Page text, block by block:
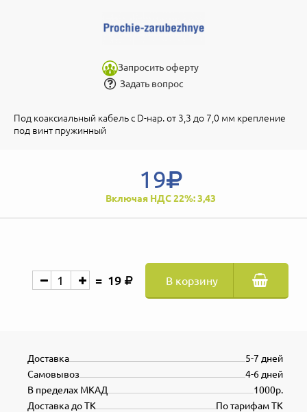
Запросить оферту
Задать вопрос
Под коаксиальный кабель с D-нар. от 3,3 до 7,0 мм крепление
под винт пружинный
19
Включая НДС 22%: 3,43
19 В корзину
5-7 дней
Доставка
4-6 дней
Самовывоз
1000р.
В пределах МКАД
По тарифам ТК
Доставка до ТК